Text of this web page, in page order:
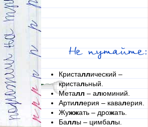
Не путайте:
Кристаллический –
кристальный.
Металл – алюминий.
Артиллерия – кавалерия.
Жужжать – дрожать.
Баллы – цимбалы.